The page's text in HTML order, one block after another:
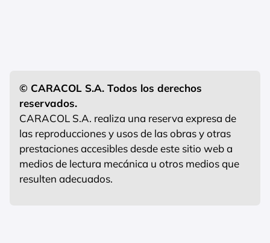
© CARACOL S.A. Todos los derechos
reservados.
CARACOL S.A. realiza una reserva expresa de
las reproducciones y usos de las obras y otras
prestaciones accesibles desde este sitio web a
medios de lectura mecánica u otros medios que
resulten adecuados.